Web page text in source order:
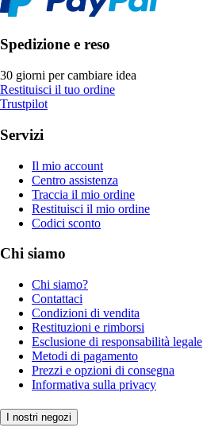
Spedizione e reso
30 giorni per cambiare idea
Restituisci il tuo ordine
Trustpilot
Servizi
Il mio account
Centro assistenza
Traccia il mio ordine
Restituisci il mio ordine
Codici sconto
Chi siamo
Chi siamo?
Contattaci
Condizioni di vendita
Restituzioni e rimborsi
Esclusione di responsabilità legale
Metodi di pagamento
Prezzi e opzioni di consegna
Informativa sulla privacy
I nostri negozi